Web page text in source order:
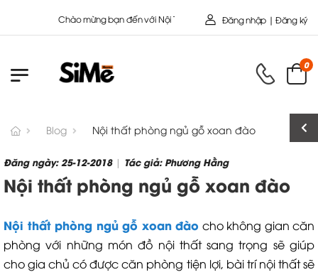
Chào mừng bạn đến với Nội Thất Toàn Cầu - Công ty cổ Phần SIMEHOME
Đăng nhập | Đăng ký
0
Blog Nội thất phòng ngủ gỗ xoan đào
Đăng ngày: 25-12-2018| Tác giả: Phương Hằng
Nội thất phòng ngủ gỗ xoan đào
Nội thất phòng ngủ gỗ xoan đào cho không gian căn
phòng với những món đồ nội thất sang trọng sẽ giúp
cho gia chủ có được căn phòng tiện lợi, bài trí nội thất sẽ